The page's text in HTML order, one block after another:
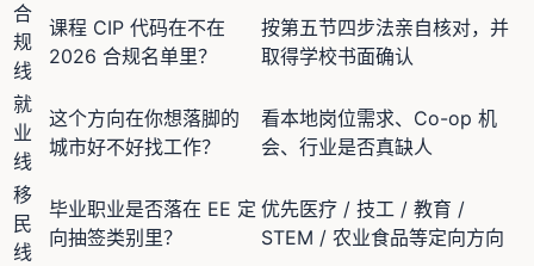
合
规
线
课程 CIP 代码在不在
2026 合规名单里？
按第五节四步法亲自核对，并
取得学校书面确认
就
业
线
这个方向在你想落脚的
城市好不好找工作？
看本地岗位需求、Co-op 机
会、行业是否真缺人
移
民
线
毕业职业是否落在 EE 定
向抽签类别里？
优先医疗 / 技工 / 教育 /
STEM / 农业食品等定向方向